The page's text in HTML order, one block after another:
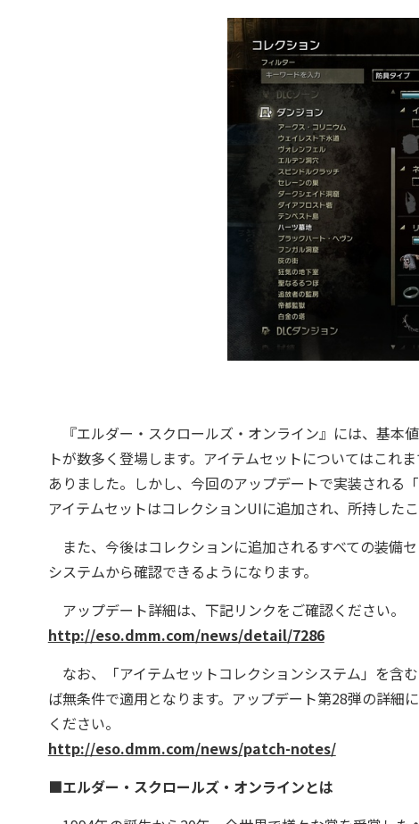
『エルダー・スクロールズ・オンライン』には、基本
トが数多く登場します。アイテムセットについてはこれ
ありました。しかし、今回のアップデートで実装される
アイテムセットはコレクションUIに追加され、所持した
また、今後はコレクションに追加されるすべての装備
システムから確認できるようになります。
アップデート詳細は、下記リンクをご確認ください。
http://eso.dmm.com/news/detail/7286
なお、「アイテムセットコレクションシステム」を含
ば無条件で適用となります。アップデート第28弾の詳細
ください。
http://eso.dmm.com/news/patch-notes/
■エルダー・スクロールズ・オンラインとは